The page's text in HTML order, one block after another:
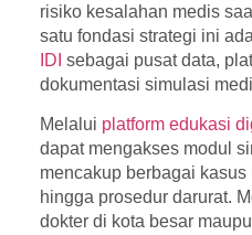
risiko kesalahan medis
satu fondasi strategi ini
IDI sebagai pusat data,
dokumentasi simulasi
Melalui platform edukasi
dapat mengakses modul
mencakup berbagai
hingga prosedur darurat.
dokter di kota besar